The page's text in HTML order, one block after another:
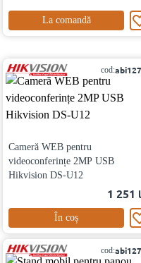
La comandă
cod:
Cameră WEB pentru
videoconferințe 2MP USB
Hikvision DS-U12
1 251
În coș
cod: